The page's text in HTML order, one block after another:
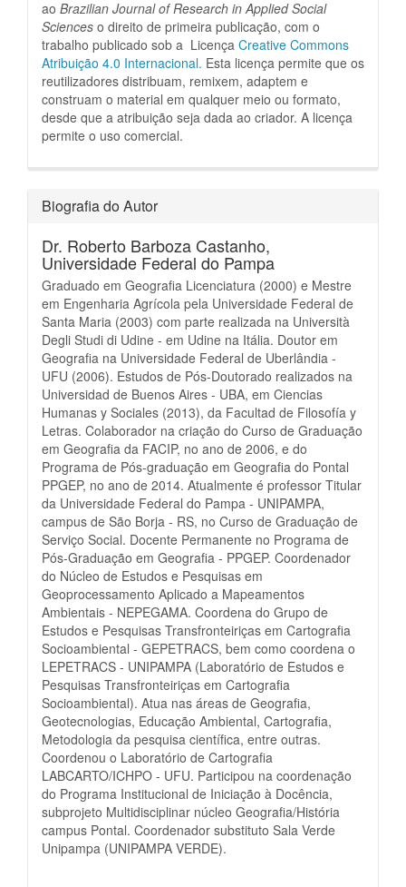
ao Brazilian Journal of Research in Applied Social
Sciences o direito de primeira publicação, com o
trabalho publicado sob a Licença Creative Commons
Atribuição 4.0 Internacional. Esta licença permite que os
reutilizadores distribuam, remixem, adaptem e
construam o material em qualquer meio ou formato,
desde que a atribuição seja dada ao criador. A licença
permite o uso comercial.
Biografia do Autor
Dr. Roberto Barboza Castanho,
Universidade Federal do Pampa
Graduado em Geografia Licenciatura (2000) e Mestre
em Engenharia Agrícola pela Universidade Federal de
Santa Maria (2003) com parte realizada na Università
Degli Studi di Udine - em Udine na Itália. Doutor em
Geografia na Universidade Federal de Uberlândia -
UFU (2006). Estudos de Pós-Doutorado realizados na
Universidad de Buenos Aires - UBA, em Ciencias
Humanas y Sociales (2013), da Facultad de Filosofía y
Letras. Colaborador na criação do Curso de Graduação
em Geografia da FACIP, no ano de 2006, e do
Programa de Pós-graduação em Geografia do Pontal
PPGEP, no ano de 2014. Atualmente é professor Titular
da Universidade Federal do Pampa - UNIPAMPA,
campus de São Borja - RS, no Curso de Graduação de
Serviço Social. Docente Permanente no Programa de
Pós-Graduação em Geografia - PPGEP. Coordenador
do Núcleo de Estudos e Pesquisas em
Geoprocessamento Aplicado a Mapeamentos
Ambientais - NEPEGAMA. Coordena do Grupo de
Estudos e Pesquisas Transfronteiriças em Cartografia
Socioambiental - GEPETRACS, bem como coordena o
LEPETRACS - UNIPAMPA (Laboratório de Estudos e
Pesquisas Transfronteiriças em Cartografia
Socioambiental). Atua nas áreas de Geografia,
Geotecnologias, Educação Ambiental, Cartografia,
Metodologia da pesquisa científica, entre outras.
Coordenou o Laboratório de Cartografia
LABCARTO/ICHPO - UFU. Participou na coordenação
do Programa Institucional de Iniciação à Docência,
subprojeto Multidisciplinar núcleo Geografia/História
campus Pontal. Coordenador substituto Sala Verde
Unipampa (UNIPAMPA VERDE).